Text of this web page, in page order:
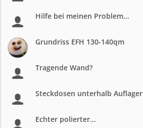
Hilfe bei meinen Problem...
Grundriss EFH 130-140qm
Tragende Wand?
Steckdosen unterhalb Auflager
Echter polierter...